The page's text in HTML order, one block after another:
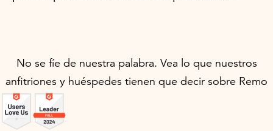
No se fíe de nuestra palabra. Vea lo que nuestros
anfitriones y huéspedes tienen que decir sobre Remo